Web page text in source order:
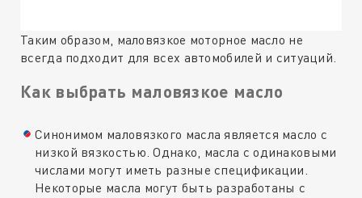
Таким образом, маловязкое моторное масло не
всегда подходит для всех автомобилей и ситуаций.
Как выбрать маловязкое масло
Синонимом маловязкого масла является масло с
низкой вязкостью. Однако, масла с одинаковыми
числами могут иметь разные спецификации.
Некоторые масла могут быть разработаны с